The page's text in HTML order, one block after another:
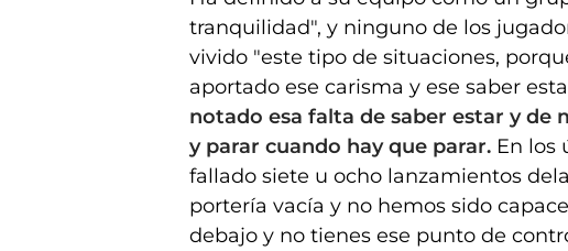
tranquilidad", y ninguno de los
vivido "este tipo de situaciones,
aportado ese carisma y ese saber
notado esa falta de saber estar y de
y parar cuando hay que parar. En los
fallado siete u ocho lanzamientos
portería vacía y no hemos sido
debajo y no tienes ese punto de